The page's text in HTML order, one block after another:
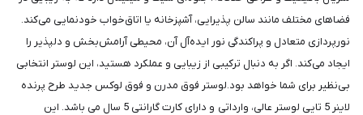
فضاهای مختلف مانند سالن پذیرایی، آشپزخانه یا اتاق‌خواب خودنمایی می‌کند.
نورپردازی متعادل و پراکندگی نور ایده‌آل آن، محیطی آرامش‌بخش و دلپذیر را
ایجاد می‌کند. اگر به دنبال ترکیبی از زیبایی و عملکرد هستید، این لوستر انتخابی
بی‌نظیر برای شما خواهد بود.لوستر فوق مدرن و فوق لوکس جدید طرح پرنده
لاینر 5 تایی لوستر عالی، وارداتی و دارای کارت گارانتی 5 سال می باشد. این